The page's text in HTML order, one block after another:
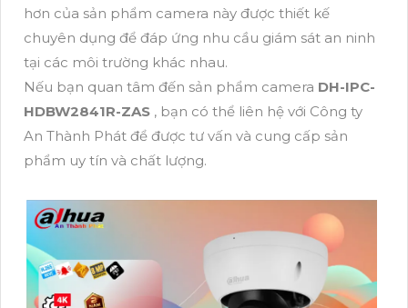
hơn của sản phẩm camera này được thiết kế
chuyên dụng để đáp ứng nhu cầu giám sát an ninh
tại các môi trường khác nhau.
Nếu bạn quan tâm đến sản phẩm camera DH-IPC-
HDBW2841R-ZAS , bạn có thể liên hệ với Công ty
An Thành Phát để được tư vấn và cung cấp sản
phẩm uy tín và chất lượng.